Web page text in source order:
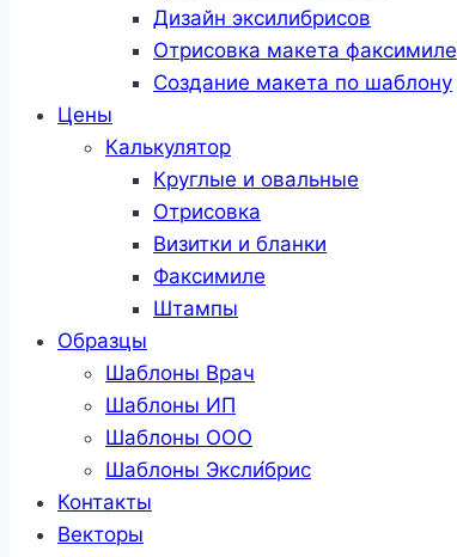
Дизайн эксилибрисов
Отрисовка макета факсимиле
Создание макета по шаблону
Цены
Калькулятор
Круглые и овальные
Отрисовка
Визитки и бланки
Факсимиле
Штампы
Образцы
Шаблоны Врач
Шаблоны ИП
Шаблоны ООО
Шаблоны Эксли́брис
Контакты
Векторы